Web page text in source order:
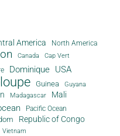
America
North America
Canada Cap Vert
Dominique USA
Guinea Guyana
Madagascar Mali
Pacific Ocean
Republic of Congo
Vietnam